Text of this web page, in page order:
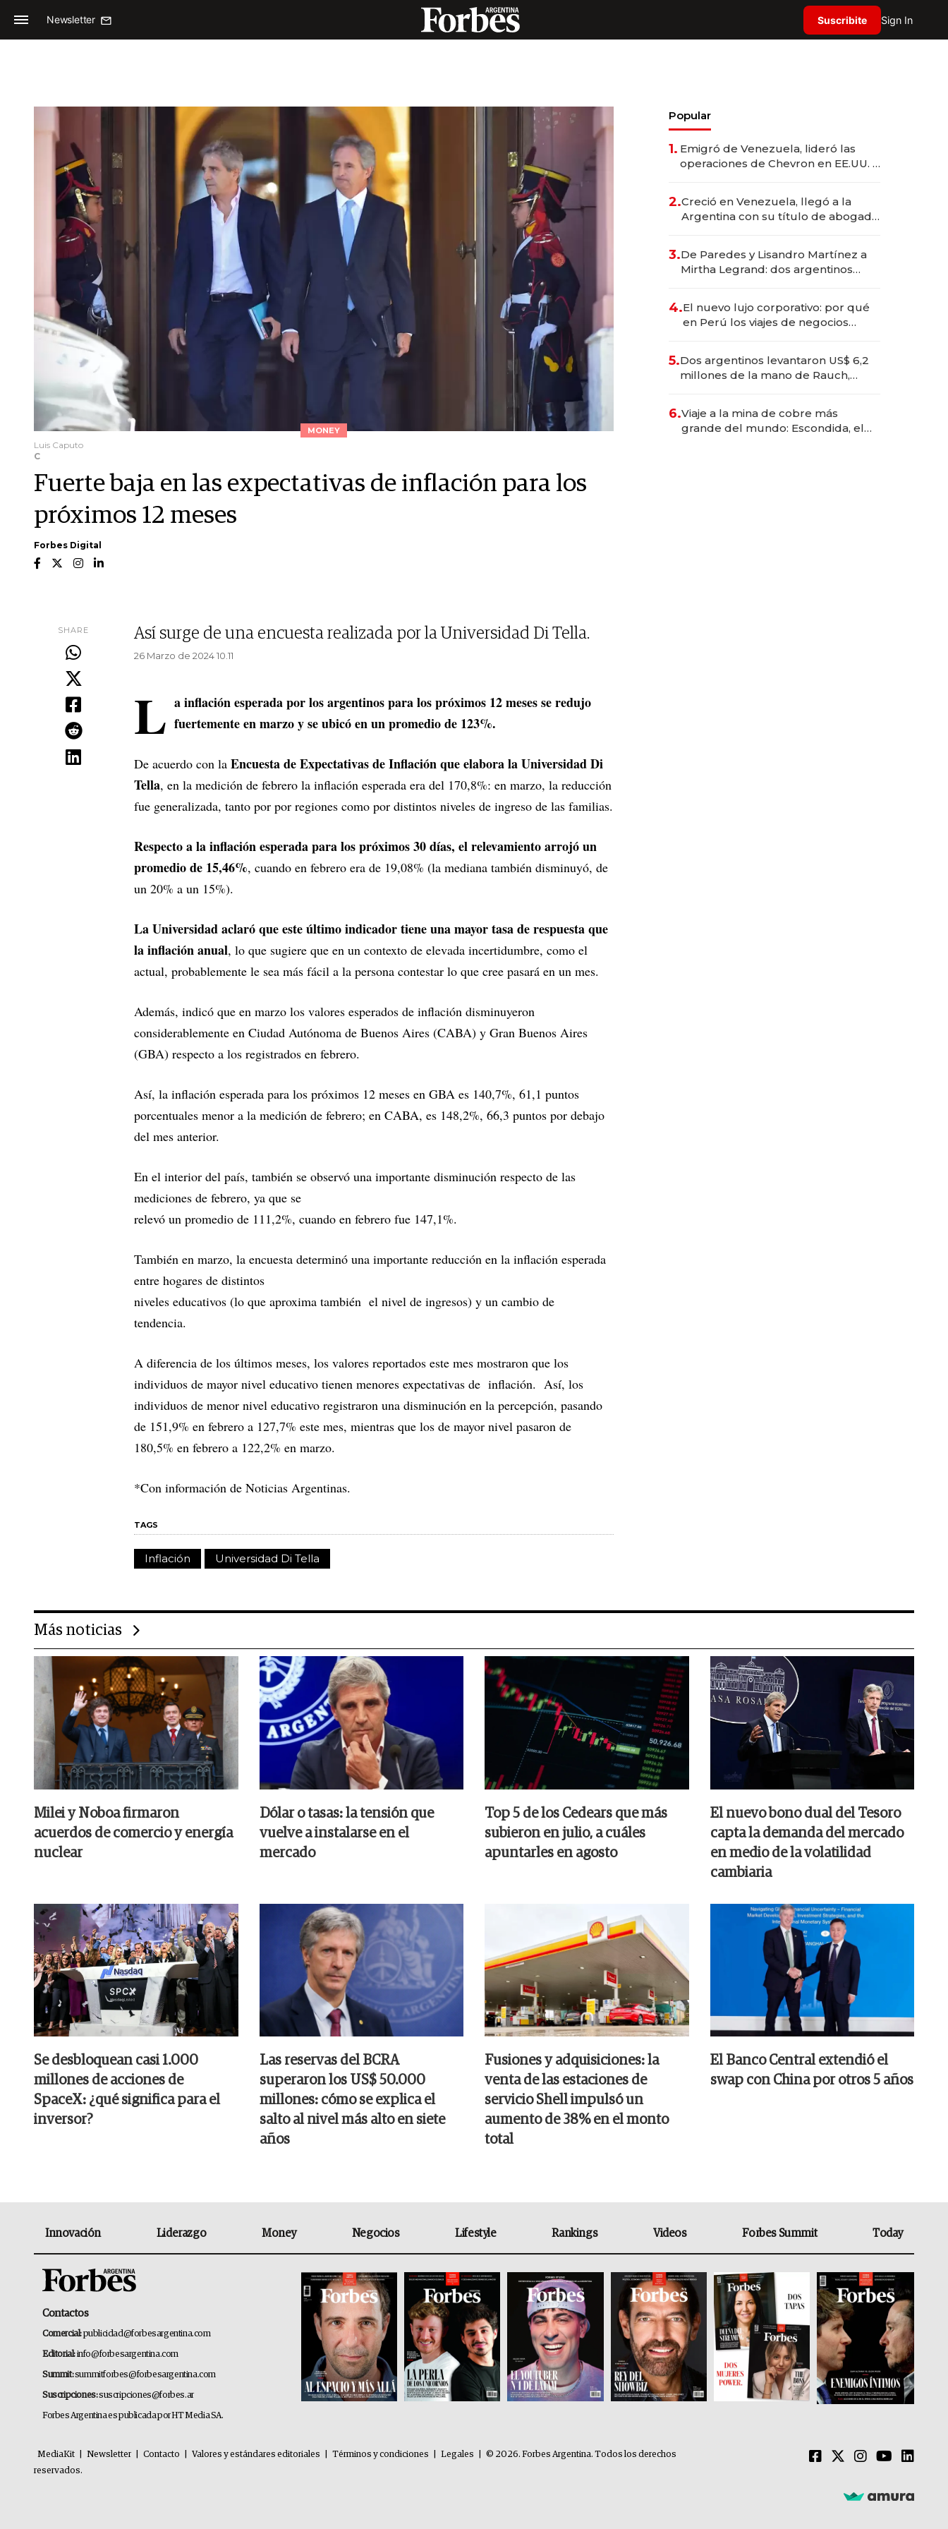
Newsletter Suscribite Sign In
MONEY
Luis Caputo
C
Fuerte baja en las expectativas de inflación para los
próximos 12 meses
Forbes Digital
SHARE Así surge de una encuesta realizada por la Universidad Di Tella.
26 Marzo de 2024 10.11
L a inflación esperada por los argentinos para los próximos 12 meses se redujo
fuertemente en marzo y se ubicó en un promedio de 123%.
De acuerdo con la Encuesta de Expectativas de Inflación que elabora la Universidad Di
Tella, en la medición de febrero la inflación esperada era del 170,8%: en marzo, la reducción
fue generalizada, tanto por por regiones como por distintos niveles de ingreso de las familias.
Respecto a la inflación esperada para los próximos 30 días, el relevamiento arrojó un
promedio de 15,46%, cuando en febrero era de 19,08% (la mediana también disminuyó, de
un 20% a un 15%).
La Universidad aclaró que este último indicador tiene una mayor tasa de respuesta que
la inflación anual, lo que sugiere que en un contexto de elevada incertidumbre, como el
actual, probablemente le sea más fácil a la persona contestar lo que cree pasará en un mes.
Además, indicó que en marzo los valores esperados de inflación disminuyeron
considerablemente en Ciudad Autónoma de Buenos Aires (CABA) y Gran Buenos Aires
(GBA) respecto a los registrados en febrero.
Así, la inflación esperada para los próximos 12 meses en GBA es 140,7%, 61,1 puntos
porcentuales menor a la medición de febrero; en CABA, es 148,2%, 66,3 puntos por debajo
del mes anterior.
En el interior del país, también se observó una importante disminución respecto de las
mediciones de febrero, ya que se
relevó un promedio de 111,2%, cuando en febrero fue 147,1%.
También en marzo, la encuesta determinó una importante reducción en la inflación esperada
entre hogares de distintos
niveles educativos (lo que aproxima también el nivel de ingresos) y un cambio de
tendencia.
A diferencia de los últimos meses, los valores reportados este mes mostraron que los
individuos de mayor nivel educativo tienen menores expectativas de inflación. Así, los
individuos de menor nivel educativo registraron una disminución en la percepción, pasando
de 151,9% en febrero a 127,7% este mes, mientras que los de mayor nivel pasaron de
180,5% en febrero a 122,2% en marzo.
*Con información de Noticias Argentinas.
TAGS
Inflación Universidad Di Tella
Popular
1. Emigró de Venezuela, lideró las
operaciones de Chevron en EE.UU. y
2.Creció en Venezuela, llegó a la
Argentina con su título de abogado
marcas "fast premium"
3.De Paredes y Lisandro Martínez a
Mirtha Legrand: dos argentinos
4.El nuevo lujo corporativo: por qué
en Perú los viajes de negocios
transformadoras
5.Dos argentinos levantaron US$ 6,2
millones de la mano de Rauch,
6.Viaje a la mina de cobre más
grande del mundo: Escondida, el
Más noticias
Milei y Noboa firmaron
acuerdos de comercio y energía
nuclear
Dólar o tasas: la tensión que
vuelve a instalarse en el
mercado
Top 5 de los Cedears que más
subieron en julio, a cuáles
apuntarles en agosto
El nuevo bono dual del Tesoro
capta la demanda del mercado
en medio de la volatilidad
cambiaria
Se desbloquean casi 1.000
millones de acciones de
SpaceX: ¿qué significa para el
inversor?
Las reservas del BCRA
superaron los US$ 50.000
millones: cómo se explica el
salto al nivel más alto en siete
años
Fusiones y adquisiciones: la
venta de las estaciones de
servicio Shell impulsó un
aumento de 38% en el monto
total
El Banco Central extendió el
swap con China por otros 5 años
Innovación Liderazgo Money Negocios Lifestyle Rankings Videos Forbes Summit Today
Contactos
Comercial:publicidad@forbesargentina.com
Editorial:info@forbesargentina.com
Summit:summitforbes@forbesargentina.com
Suscripciones:suscripciones@forbes.ar
Forbes Argentina es publicada por HT Media SA.
MediaKit Newsletter Contacto Valores y estándares editoriales Términos y condiciones Legales
© 2026. Forbes Argentina. Todos los derechos
reservados.